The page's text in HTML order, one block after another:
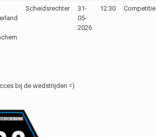
Scheidsrechter
31-
05-
2026
12:30 Competitie
bij de wedstrijden =)